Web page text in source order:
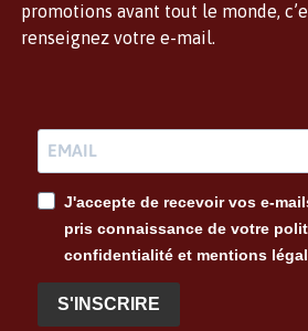
promotions avant tout le monde,
renseignez votre e-mail.
J'accepte de recevoir vos e-
pris connaissance de votre
confidentialité et mentions
S'INSCRIRE